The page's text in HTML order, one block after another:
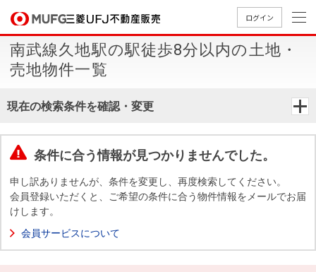
ログイン
買いたいTOP
中古
マン
築・
売りたいTOP
無
料
却
店舗案内TOP
店舗のご
案内（首
案内（名
案内（関
会社情報TOP
ごあいさ
つ
要
Way
採用情報TOP
新卒採用
情報
採用情報
買いたい
売りたい
店舗案内
会社情報
採用情報
南武線久地駅の駅徒歩8分以内の土地・
売地物件一覧
現在の検索条件を確認・変更
条件に合う情報が見つかりませんでした。
申し訳ありませんが、条件を変更し、再度検索してください。
会員登録いただくと、ご希望の条件に合う物件情報をメールでお届
けします。
会員サービスについて